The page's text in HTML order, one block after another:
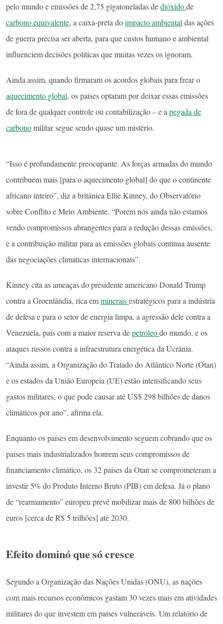
pelo mundo e emissões de 2,75 gigatoneladas dedióxidode
carbono equivalente, a caixa-preta doimpacto ambiental das ações
de guerra precisa ser aberta, para que custos humano e ambiental
influenciem decisões políticas que muitas vezes os ignoram.
Ainda assim, quando firmaram os acordos globais para frear o
aquecimento global, os países optaram por deixar essas emissões
de fora de qualquer controle ou contabilização – e a pegada de
carbonomilitar segue sendo quase um mistério.
“Isso é profundamente preocupante. As forças armadas do mundo
contribuem mais [para o aquecimento global] do que o continente
africano inteiro”, diz a britânica Ellie Kinney, do Observatório
sobre Conflito e Meio Ambiente. “Porém nós ainda não estamos
vendo compromissos abrangentes para a redução dessas emissões,
e a contribuição militar para as emissões globais continua ausente
das negociações climáticas internacionais”.
Kinney cita as ameaças do presidente americano Donald Trump
contra a Groenlândia, rica emmineraisestratégicos para a indústria
de defesa e para o setor de energia limpa, a agressão dele contra a
Venezuela, país com a maior reserva depetróleodo mundo, e os
ataques russos contra a infraestrutura energética da Ucrânia.
“Ainda assim, a Organização do Tratado do Atlântico Norte (Otan)
e os estados da União Europeia (UE) estão intensificando seus
gastos militares, o que pode causar até US$ 298 bilhões de danos
climáticos por ano”, afirma ela.
Enquanto os países em desenvolvimento seguem cobrando que os
países mais industrializados honrem seus compromissos de
financiamento climático, os 32 países da Otan se comprometeram a
investir 5% do Produto Interno Bruto (PIB) em defesa. Já o plano
de “rearmamento” europeu prevê mobilizar mais de 800 bilhões de
euros [cerca de R$ 5 trilhões] até 2030.
Efeito dominó que só cresce
Segundo a Organização das Nações Unidas (ONU), as nações
com mais recursos econômicos gastam 30 vezes mais em atividades
militares do que investem em países vulneráveis. Um relatório de